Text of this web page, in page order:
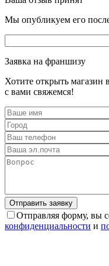
Мы опубликуем его
Заявка на франшизу
Хотите открыть магазин
с вами свяжемся!
Отправляя форму, вы
конфиденциальности и